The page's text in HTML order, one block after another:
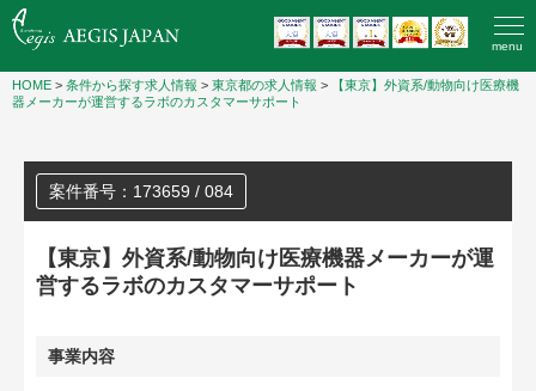
menu
HOME > 条件から探す求人情報 > 東京都の求人情報 >
【東京】外資系/動物向け医療機
器メーカーが運営するラボのカスタマーサポート
案件番号：173659 / 084
【東京】外資系/動物向け医療機器メーカーが運
営するラボのカスタマーサポート
事業内容